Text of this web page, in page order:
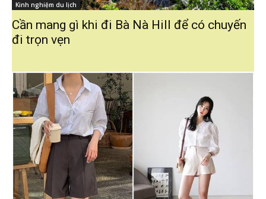
Kinh nghiệm du lịch
Cần mang gì khi đi Bà Nà Hill để có chuyến
đi trọn vẹn